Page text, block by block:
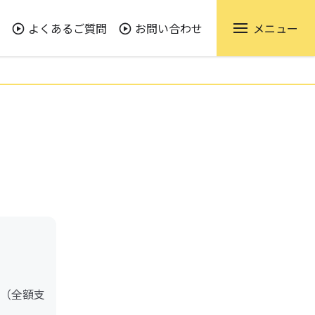
よくあるご質問 お問い合わせ メニュー
全額支